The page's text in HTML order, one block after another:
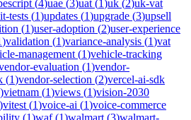
(4)uae (3)uat (1)uk (2)uk-vat
tests (1)updates (1)upgrade (3)upsell
(1)user-adoption (2)user-experience
)validation (1)variance-analysis (1)vat
management (1)vehicle-tracking
evaluation (1)vendor-
(1)vendor-selection (2)vercel-ai-sdk
)vietnam (1)views (1)vision-2030
)vitest (1)voice-ai (1)voice-commerce
(1)waf(1)walmart (3)walmart-